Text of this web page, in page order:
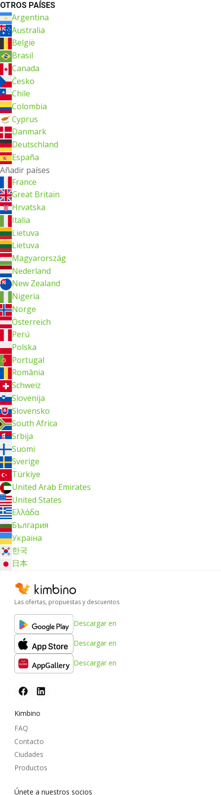
OTROS PAÍSES
Argentina
Australia
België
Brasil
Canada
Česko
Chile
Colombia
Cyprus
Danmark
Deutschland
España
Añadir países
France
Great Britain
Hrvatska
Italia
Lietuva
Lietuva
Magyarország
Nederland
New Zealand
Nigeria
Norge
Österreich
Perú
Polska
Portugal
România
Schweiz
Slovenija
Slovensko
South Africa
Srbija
Suomi
Sverige
Türkiye
United Arab Emirates
United States
Ελλάδα
България
Україна
한국
日本
Las ofertas, propuestas y descuentos
Descargar en
Descargar en
Descargar en
Kimbino
FAQ
Contacto
Ciudades
Productos
Únete a nuestros socios